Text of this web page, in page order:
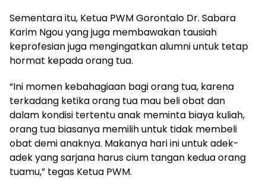
Sementara itu, Ketua PWM Gorontalo Dr. Sabara
Karim Ngou yang juga membawakan tausiah
keprofesian juga mengingatkan alumni untuk tetap
hormat kepada orang tua.
“Ini momen kebahagiaan bagi orang tua, karena
terkadang ketika orang tua mau beli obat dan
dalam kondisi tertentu anak meminta biaya kuliah,
orang tua biasanya memilih untuk tidak membeli
obat demi anaknya. Makanya hari ini untuk adek-
adek yang sarjana harus cium tangan kedua orang
tuamu,” tegas Ketua PWM.